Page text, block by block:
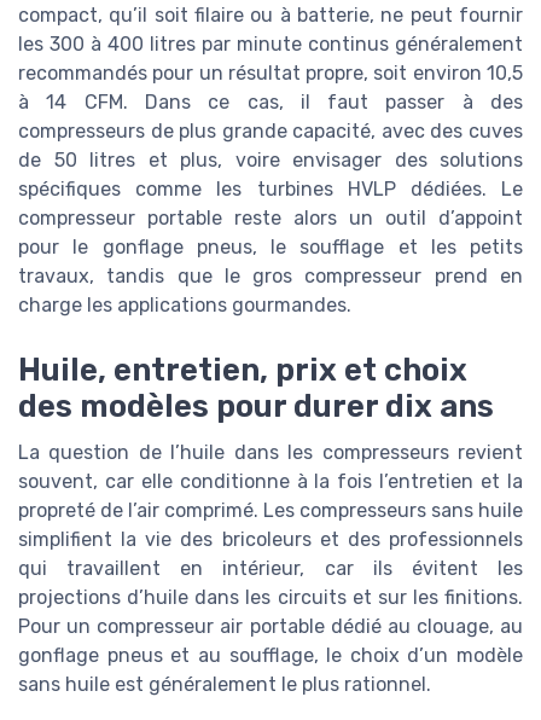
compact, qu’il soit filaire ou à batterie, ne peut fournir
les 300 à 400 litres par minute continus généralement
recommandés pour un résultat propre, soit environ 10,5
à 14 CFM. Dans ce cas, il faut passer à des
compresseurs de plus grande capacité, avec des cuves
de 50 litres et plus, voire envisager des solutions
spécifiques comme les turbines HVLP dédiées. Le
compresseur portable reste alors un outil d’appoint
pour le gonflage pneus, le soufflage et les petits
travaux, tandis que le gros compresseur prend en
charge les applications gourmandes.
Huile, entretien, prix et choix
des modèles pour durer dix ans
La question de l’huile dans les compresseurs revient
souvent, car elle conditionne à la fois l’entretien et la
propreté de l’air comprimé. Les compresseurs sans huile
simplifient la vie des bricoleurs et des professionnels
qui travaillent en intérieur, car ils évitent les
projections d’huile dans les circuits et sur les finitions.
Pour un compresseur air portable dédié au clouage, au
gonflage pneus et au soufflage, le choix d’un modèle
sans huile est généralement le plus rationnel.